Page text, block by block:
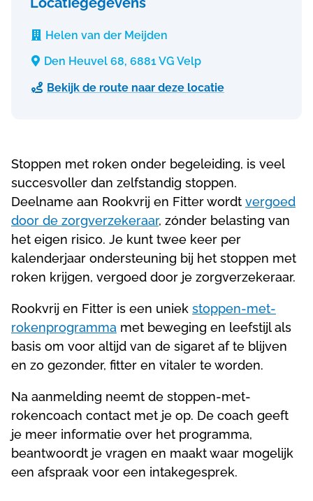
 Helen van der Meijden
 Den Heuvel 68, 6881 VG Velp
 Bekijk de route naar deze locatie
Stoppen met roken onder begeleiding, is veel
succesvoller dan zelfstandig stoppen.
Deelname aan Rookvrij en Fitter wordt vergoed
door de zorgverzekeraar, zónder belasting van
het eigen risico. Je kunt twee keer per
kalenderjaar ondersteuning bij het stoppen met
roken krijgen, vergoed door je zorgverzekeraar.
Rookvrij en Fitter is een uniek stoppen-met-
rokenprogramma met beweging en leefstijl als
basis om voor altijd van de sigaret af te blijven
en zo gezonder, fitter en vitaler te worden.
Na aanmelding neemt de stoppen-met-
rokencoach contact met je op. De coach geeft
je meer informatie over het programma,
beantwoordt je vragen en maakt waar mogelijk
een afspraak voor een intakegesprek.